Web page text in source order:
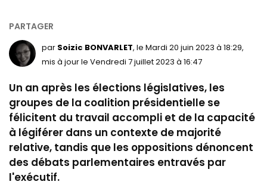
par Soizic BONVARLET, le Mardi 20 juin 2023 à 18:29,
mis à jour le Vendredi 7 juillet 2023 à 16:47
Un an après les élections législatives, les
groupes de la coalition présidentielle se
félicitent du travail accompli et de la capacité
à légiférer dans un contexte de majorité
relative, tandis que les oppositions dénoncent
des débats parlementaires entravés par
l'exécutif.